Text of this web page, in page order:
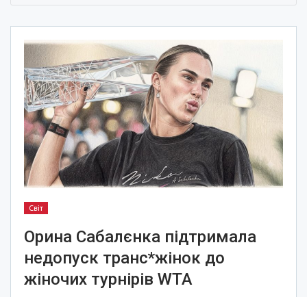
Світ
Орина Сабалєнка підтримала
недопуск транс*жінок до
жіночих турнірів WTA